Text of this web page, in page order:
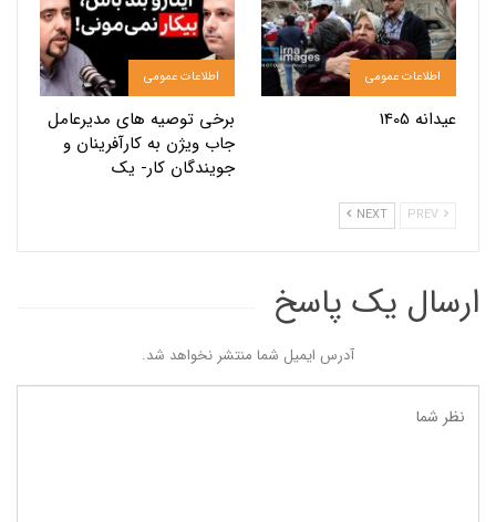
اطلاعات عمومی
عیدانه 1405
اطلاعات عمومی
برخی توصیه های مدیرعامل
جاب ویژن به کارآفرینان و
جویندگان کار- یک
NEXT
ارسال یک پاسخ
آدرس ایمیل شما منتشر نخواهد شد.